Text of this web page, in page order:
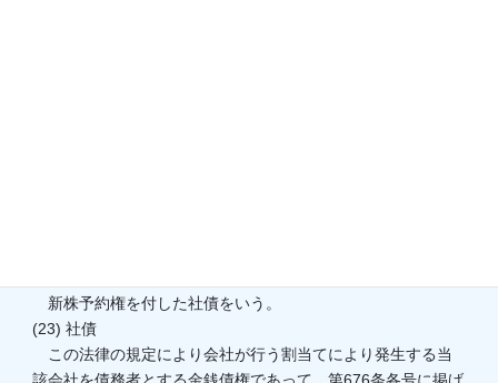
新株予約権を付した社債をいう。
(23) 社債
この法律の規定により会社が行う割当てにより発生する当